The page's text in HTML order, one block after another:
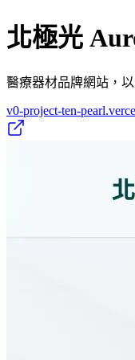
北極光
醫療器材品牌網站，
v0-project-ten-